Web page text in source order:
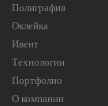
Полиграфия
Оклейка
Ивент
Технологии
Портфолио
О компании